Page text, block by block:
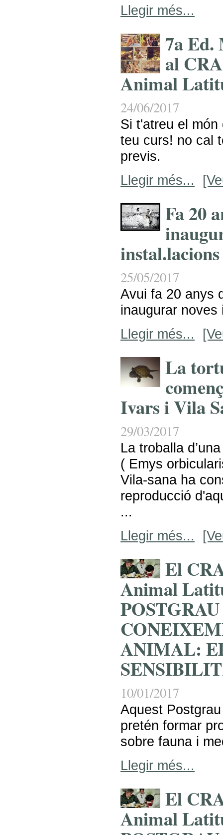
Llegir més...
7a Ed.
al
Animal
24/06/2017
Si t'atreu el
teu curs! no cal
previs.
Llegir més...
Fa 20
instal.lacions
25/05/2017
Avui fa 20 anys
inaugurar noves
Llegir més...
La
Ivars i Vila
29/03/2017
La troballa
( Emys
Vila-sana ha
reproducció
...
Llegir més...
El
Animal
ANIMAL:
10/01/2017
Aquest
pretén formar
sobre fauna i
Llegir més...
El
Animal